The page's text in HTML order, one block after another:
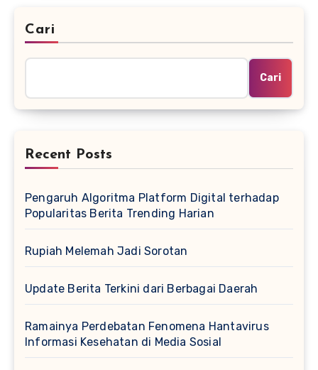
Cari
Cari
Recent Posts
Pengaruh Algoritma Platform Digital terhadap
Popularitas Berita Trending Harian
Rupiah Melemah Jadi Sorotan
Update Berita Terkini dari Berbagai Daerah
Ramainya Perdebatan Fenomena Hantavirus
Informasi Kesehatan di Media Sosial